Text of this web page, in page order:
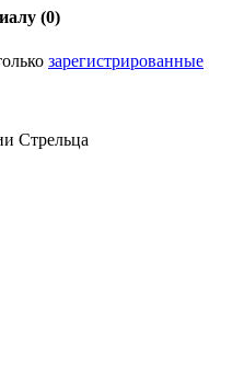
(0)
зарегистрированные
Стрельца